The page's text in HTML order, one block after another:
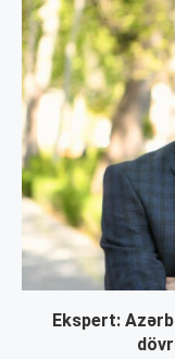
Ekspert: